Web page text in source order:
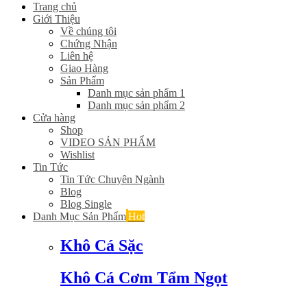
Trang chủ
Giới Thiệu
Về chúng tôi
Chứng Nhận
Liên hệ
Giao Hàng
Sản Phẩm
Danh mục sản phẩm 1
Danh mục sản phẩm 2
Cửa hàng
Shop
VIDEO SẢN PHẨM
Wishlist
Tin Tức
Tin Tức Chuyên Ngành
Blog
Blog Single
Danh Mục Sản PhẩmHot
Khô Cá Sặc
Khô Cá Cơm Tẩm Ngọt